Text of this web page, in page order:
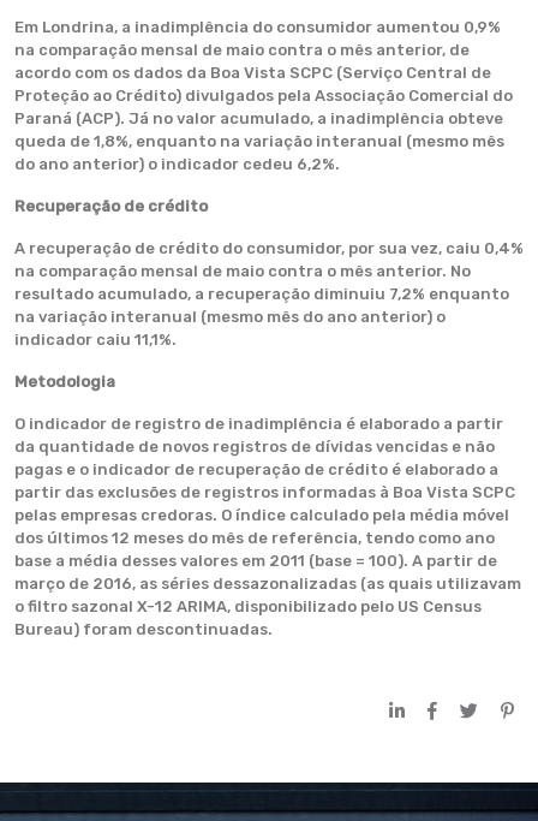
Em Londrina, a inadimplência do consumidor aumentou 0,9%
na comparação mensal de maio contra o mês anterior, de
acordo com os dados da Boa Vista SCPC (Serviço Central de
Proteção ao Crédito) divulgados pela Associação Comercial do
Paraná (ACP). Já no valor acumulado, a inadimplência obteve
queda de 1,8%, enquanto na variação interanual (mesmo mês
do ano anterior) o indicador cedeu 6,2%.
Recuperação de crédito
A recuperação de crédito do consumidor, por sua vez, caiu 0,4%
na comparação mensal de maio contra o mês anterior. No
resultado acumulado, a recuperação diminuiu 7,2% enquanto
na variação interanual (mesmo mês do ano anterior) o
indicador caiu 11,1%.
Metodologia
O indicador de registro de inadimplência é elaborado a partir
da quantidade de novos registros de dívidas vencidas e não
pagas e o indicador de recuperação de crédito é elaborado a
partir das exclusões de registros informadas à Boa Vista SCPC
pelas empresas credoras. O índice calculado pela média móvel
dos últimos 12 meses do mês de referência, tendo como ano
base a média desses valores em 2011 (base = 100). A partir de
março de 2016, as séries dessazonalizadas (as quais utilizavam
o filtro sazonal X-12 ARIMA, disponibilizado pelo US Census
Bureau) foram descontinuadas.